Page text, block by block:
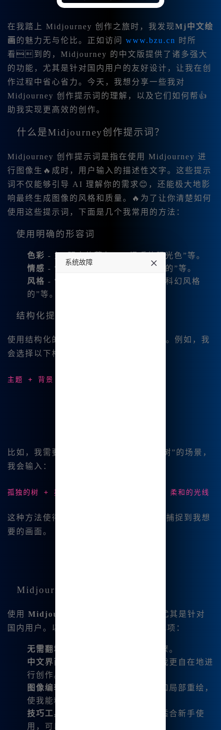
在我踏上 Midjourney 创作之旅时，我发现Mj中文绘
画的魅力无与伦比。正如访问 www.bzu.cn
时所
看到的，Midjourney 的中文版提供了诸多强大
的功能，尤其是针对国内用户的友好设计，让我在创
作过程中省心省力。今天，我想分享一些我对
Midjourney 创作提示词的理解，以及它们如何帮👍
助我实现更高效的创作。
什么是Midjourney创作提示词？
Midjourney 创作提示词是指在使用 Midjourney 进
行图像生🔥成时，用户输入的描述性文字。这些提示
词不仅能够引导 AI 理解你的需求😊，还能极大地影
响最终生成图像的风格和质量。🔥为了让你清楚如何
使用这些提示词，下面是几个我常用的方法：
使用明确的形容词
色彩 - 如“明亮的蓝色”、“温暖的阳光色”等。
情感 - “忧伤的”、“快乐的”、“神秘的”等。
风格 - “抽象的”、“现实主义的”、“科幻风格
的”等。
结构化提示
使用结构化的方式可以让 AI 更容易理解。例如，我
会选择以下格式：
主题 + 背景 + 风格 + 细节
比如，我需要生成一个“在星空下的孤独树”的场景，
我会输入：
孤独的树 + 星星点缀的夜空 + 梦幻风格 + 柔和的光线
这种方法使得 Midjourney 能够更精确地捕捉到我想
要的画面。
Midjourney中文绘画的优势
使用 Midjourney中文版
有很多优点，尤其是针对
国内用户。以下是我个人认为最重要的几项：
无需翻墙
：直接访问，省去繁琐步骤。
中文界面
：完全支持中文输入，让我更自在地进
行创作。
图像编辑功能
：如微调、全局变换和局部重绘，
使我能精准控制每一个细节。
技巧工具
：配备 MJ 提词器，特别适合新手使
用，可以快速生成提示词。
系统故障